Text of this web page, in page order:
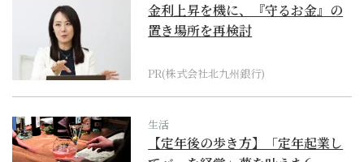
金利上昇を機に、『守るお金』の
置き場所を再検討
PR(株式会社北九州銀行)
生活
【定年後の歩き方】「定年起業し